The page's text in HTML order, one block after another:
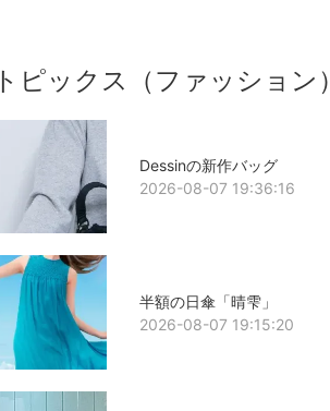
トピックス（ファッション）
Dessinの新作バッグ
2026-08-07 19:36:16
半額の日傘「晴雫」
2026-08-07 19:15:20